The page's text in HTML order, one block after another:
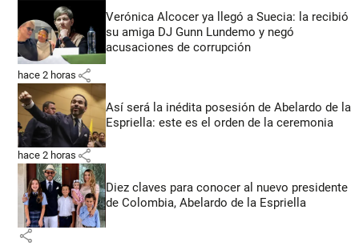
Verónica Alcocer ya llegó a Suecia: la recibió
su amiga DJ Gunn Lundemo y negó
acusaciones de corrupción
hace 2 horas share
Así será la inédita posesión de Abelardo de la
Espriella: este es el orden de la ceremonia
hace 2 horas share
Diez claves para conocer al nuevo presidente
de Colombia, Abelardo de la Espriella
share